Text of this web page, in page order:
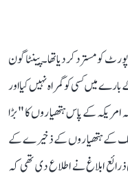
کو مسترد کر دیا تھا۔ پینٹاگون
میں کسی کو گمراہ نہیں کیا اور
امریکہ کے پاس ہتھیاروں کا "بڑا
کے ہتھیاروں کے ذخیرے کے
ابلاغ نے اطلاع دی تھی کہ